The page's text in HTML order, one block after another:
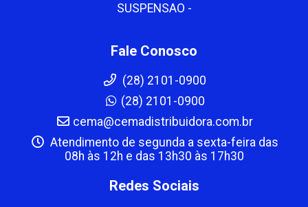
SUSPENSAO -
Fale Conosco
(28) 2101-0900
(28) 2101-0900
cema@cemadistribuidora.com.br
Atendimento de segunda a sexta-feira das
08h às 12h e das 13h30 às 17h30
Redes Sociais